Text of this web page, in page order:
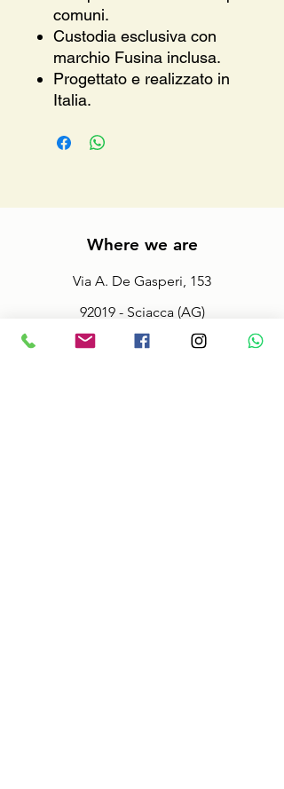
comuni.
Custodia esclusiva con
marchio Fusina inclusa.
Progettato e realizzato in
Italia.
Where we are
Via A. De Gasperi, 153
92019 - Sciacca (AG)
macalusoracingsrls@gmail.com